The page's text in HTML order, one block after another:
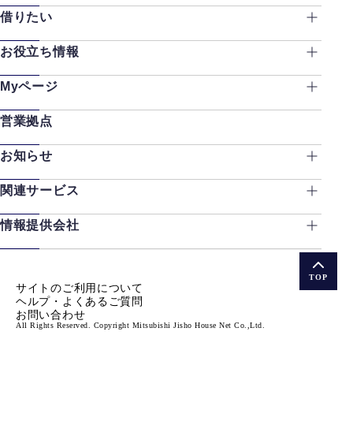
借りたい
お役立ち情報
Myページ
営業拠点
お知らせ
関連サービス
情報提供会社
サイトのご利用について
ヘルプ・よくあるご質問
お問い合わせ
All Rights Reserved. Copyright Mitsubishi Jisho House Net Co.,Ltd.
TOP